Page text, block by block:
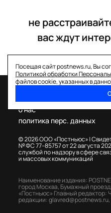
не
вас ждут
Посещая сайт postnews.ru, Вы
Политикой обработки
файлов cookie, указанных в
© 2026 ООО «Постньюс» |
№ ФС 77–85757 от 22 августа
службой по надзору в сфере
и массовых коммуникаций
о нас
политика перс. данных
Наименование издания:
город Москва, Бумажный проезд,
«Постньюс» Главный редактор:
редакции:glavred@postnews.ru,